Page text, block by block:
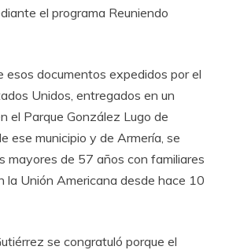
el programa Reuniendo
esos documentos expedidos por el
Unidos, entregados en un
el Parque González Lugo de
ese municipio y de Armería, se
mayores de 57 años con familiares
la Unión Americana desde hace 10
se congratuló porque el